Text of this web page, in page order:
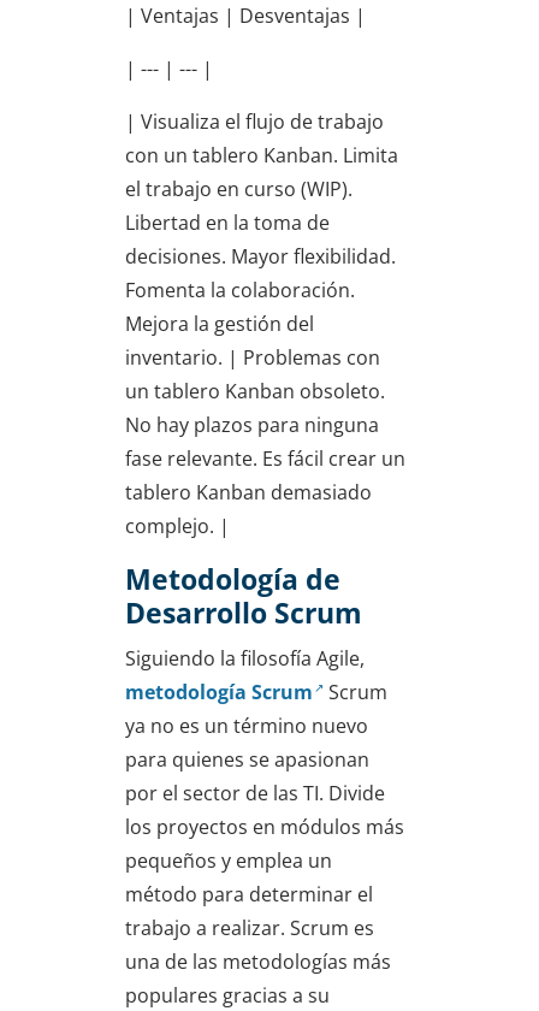
| Ventajas | Desventajas |
| --- | --- |
| Visualiza el flujo de trabajo
con un tablero Kanban. Limita
el trabajo en curso (WIP).
Libertad en la toma de
decisiones. Mayor flexibilidad.
Fomenta la colaboración.
Mejora la gestión del
inventario. | Problemas con
un tablero Kanban obsoleto.
No hay plazos para ninguna
fase relevante. Es fácil crear un
tablero Kanban demasiado
complejo. |
Metodología de
Desarrollo Scrum
Siguiendo la filosofía Agile,
metodología Scrum
Scrum
ya no es un término nuevo
para quienes se apasionan
por el sector de las TI. Divide
los proyectos en módulos más
pequeños y emplea un
método para determinar el
trabajo a realizar. Scrum es
una de las metodologías más
populares gracias a su